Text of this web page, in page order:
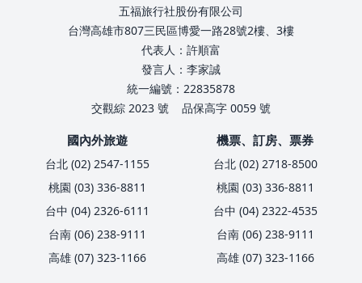
五福旅行社股份有限公司
台灣高雄市807三民區博愛一路28號2樓、3樓
代表人：許順富
發言人：李家誠
統一編號：22835878
交觀綜 2023 號
品保高字 0059 號
國內外旅遊
台北 (02) 2547-1155
桃園 (03) 336-8811
台中 (04) 2326-6111
台南 (06) 238-9111
高雄 (07) 323-1166
機票、訂房、票券
台北 (02) 2718-8500
桃園 (03) 336-8811
台中 (04) 2322-4535
台南 (06) 238-9111
高雄 (07) 323-1166